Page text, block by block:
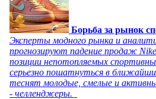
Борьба за рынок
Эксперты модного рынка и
прогнозируют падение продаж
позиции непотопляемых
серьезно пошатнуться в
теснят молодые, смелые и
- челленджеры.